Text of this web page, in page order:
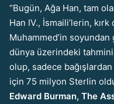
“Bugün, Ağa Han, tam
Han IV., İsmaili’lerin,
Muhammed’in
dünya üzerindeki
olup, sadece bağışlardan
için 75 milyon Sterlin
Edward Burman, The